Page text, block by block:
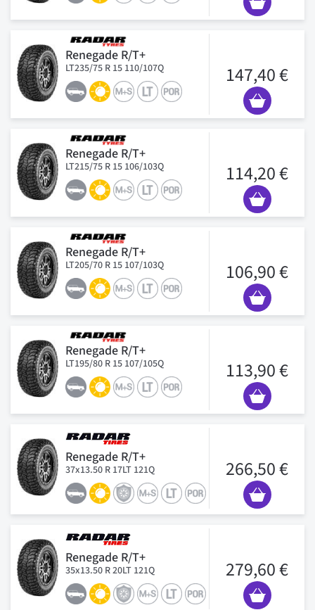
Renegade R/T+
LT235/75 R 15 110/107Q 147,40 €
Renegade R/T+
LT215/75 R 15 106/103Q 114,20 €
Renegade R/T+
LT205/70 R 15 107/103Q 106,90 €
Renegade R/T+
LT195/80 R 15 107/105Q 113,90 €
Renegade R/T+
37x13.50 R 17LT 121Q 266,50 €
Renegade R/T+
35x13.50 R 20LT 121Q 279,60 €